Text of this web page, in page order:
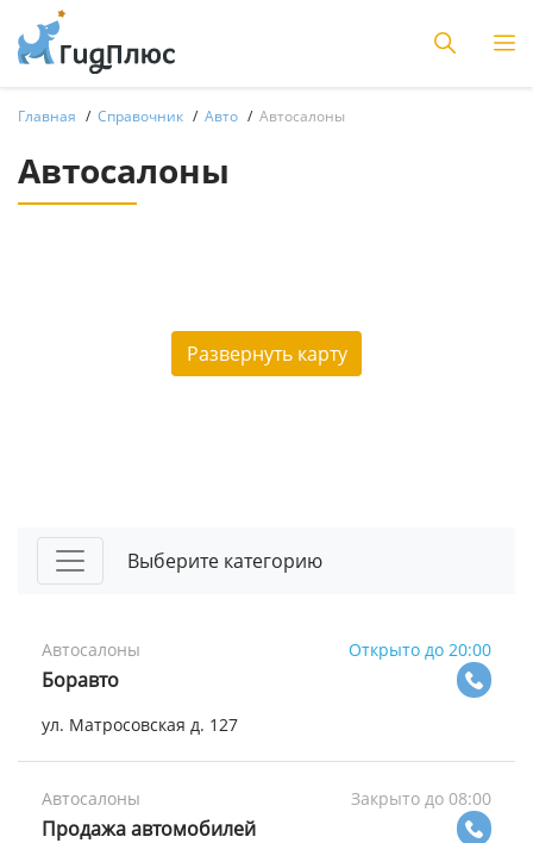
Главная Справочник Авто Автосалоны
Автосалоны
Развернуть карту
Выберите категорию
Автосалоны Открыто до 20:00
Боравто
ул. Матросовская д. 127
Автосалоны Закрыто до 08:00
Продажа автомобилей